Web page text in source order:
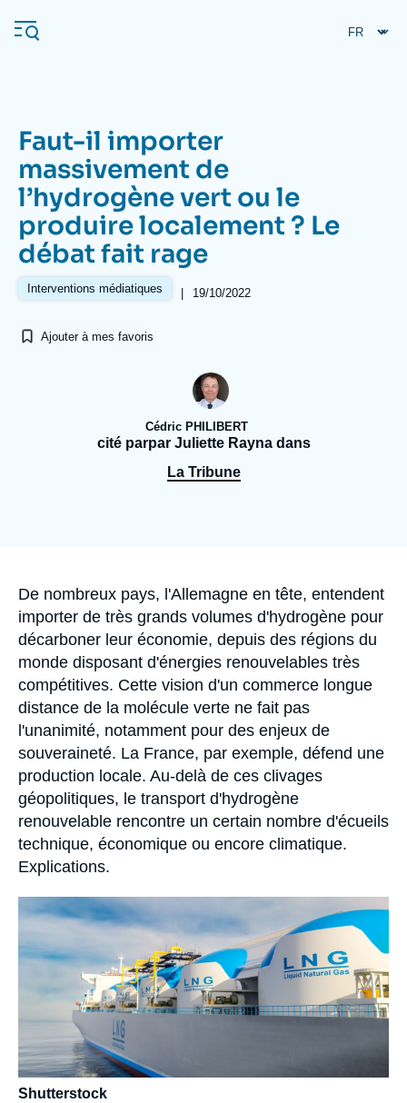
au
contenu
Navigation
principale
L'Ifri
Analyses
Se connecter
À propos de l'Ifri Recherches fréquentes
Faut-il importer
massivement de
l’hydrogène vert ou le
produire localement ? Le
débat fait rage
Interventions médiatiques | 19/10/2022
Ajouter à mes favoris
Cédric PHILIBERT
cité parpar Juliette Rayna dans
La Tribune
Accroche
De nombreux pays, l'Allemagne en tête, entendent
importer de très grands volumes d'hydrogène pour
décarboner leur économie, depuis des régions du
monde disposant d'énergies renouvelables très
compétitives. Cette vision d'un commerce longue
distance de la molécule verte ne fait pas
l'unanimité, notamment pour des enjeux de
souveraineté. La France, par exemple, défend une
production locale. Au-delà de ces clivages
géopolitiques, le transport d'hydrogène
renouvelable rencontre un certain nombre d'écueils
technique, économique ou encore climatique.
Explications.
principale
médiatique
Shutterstock